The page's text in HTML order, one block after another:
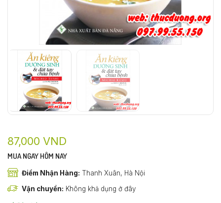
87,000 VND
MUA NGAY HÔM NAY
Điểm Nhận Hàng: Thanh Xuân, Hà Nội
Vận chuyển: Không khả dụng ở đây